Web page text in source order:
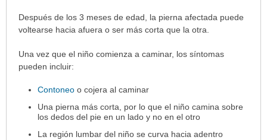
Después de los 3 meses de edad, la pierna afectada puede
voltearse hacia afuera o ser más corta que la otra.
Una vez que el niño comienza a caminar, los síntomas
pueden incluir:
Contoneo o cojera al caminar
Una pierna más corta, por lo que el niño camina sobre
los dedos del pie en un lado y no en el otro
La región lumbar del niño se curva hacia adentro